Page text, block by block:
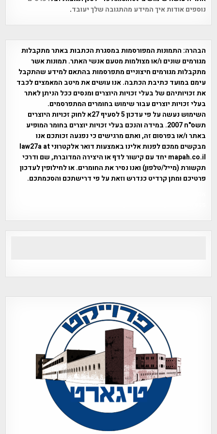
נוספים אודות איך המידע מהתגובה שלך יעובד.
הבהרה: התמונות המפורסמות במסגרת הכתבות באתר מתקבלות
מגורמים שונים ו/או מצולמות מטעם אנשי האתר. תמונות אשר
מתקבלות מגורמים חיצוניים מתפרסמות בהתאם למידע שהתקבל
עימם במועד כתיבת הכתבה. אנו עושים את מיטב המאמצים לכבד
את זכויותיהם של בעלי זכויות היוצרים ומנסים ככל הניתן לאתר
בעלי זכויות יוצרים עבור שימוש בחומרים המתפרסמים.
השימוש נעשה על פי עדכון 5 לסעיף 27א לחוק זכויות היוצרים
תשס"ח 2007. במידה והנכם בעלי זכויות יוצרים בחומר המופיע
באתר ו/או בפרסום זה, ואתם מרגישים כי נפגעה זכותכם אנו
מבקשים ממכם לפנות אלינו באמצעות דואר אלקטרוני law27a at
mapah.co.il יחד עם קישור לדף או היצירה המדוברת, שם ודרכי
תקשורת (מייל/טלפון) ואנו נסיר את החומרים. או לחילופין לעדכון
פרטיכם ומתן קרדיט כנדרש וזאת על פי דרישתכם והסכמתכם.